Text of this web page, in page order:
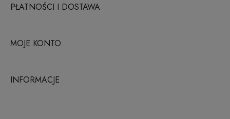
PŁATNOŚCI I DOSTAWA
MOJE KONTO
INFORMACJE